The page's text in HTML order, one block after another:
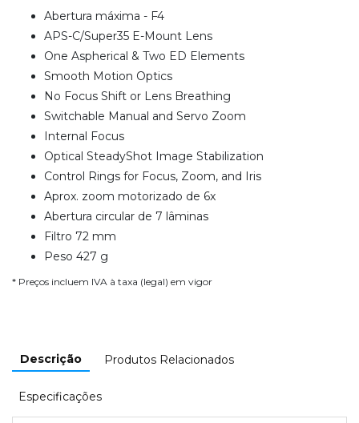
Abertura máxima - F4
APS-C/Super35 E-Mount Lens
One Aspherical & Two ED Elements
Smooth Motion Optics
No Focus Shift or Lens Breathing
Switchable Manual and Servo Zoom
Internal Focus
Optical SteadyShot Image Stabilization
Control Rings for Focus, Zoom, and Iris
Aprox. zoom motorizado de 6x
Abertura circular de 7 lâminas
Filtro 72 mm
Peso 427 g
* Preços incluem IVA à taxa (legal) em vigor
Descrição Produtos Relacionados
Especificações